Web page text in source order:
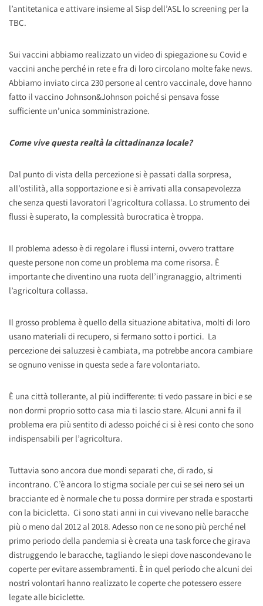
l’antitetanica e attivare insieme al Sisp dell’ASL lo screening per la
TBC.
Sui vaccini abbiamo realizzato un video di spiegazione su Covid e
vaccini anche perché in rete e fra di loro circolano molte fake news.
Abbiamo inviato circa 230 persone al centro vaccinale, dove hanno
fatto il vaccino Johnson&Johnson poiché si pensava fosse
sufficiente un’unica somministrazione.
Come vive questa realtà la cittadinanza locale?
Dal punto di vista della percezione si è passati dalla sorpresa,
all’ostilità, alla sopportazione e si è arrivati alla consapevolezza
che senza questi lavoratori l’agricoltura collassa. Lo strumento dei
flussi è superato, la complessità burocratica è troppa.
Il problema adesso è di regolare i flussi interni, ovvero trattare
queste persone non come un problema ma come risorsa. È
importante che diventino una ruota dell’ingranaggio, altrimenti
l’agricoltura collassa.
Il grosso problema è quello della situazione abitativa, molti di loro
usano materiali di recupero, si fermano sotto i portici. La
percezione dei saluzzesi è cambiata, ma potrebbe ancora cambiare
se ognuno venisse in questa sede a fare volontariato.
È una città tollerante, al più indifferente: ti vedo passare in bici e se
non dormi proprio sotto casa mia ti lascio stare. Alcuni anni fa il
problema era più sentito di adesso poiché ci si è resi conto che sono
indispensabili per l’agricoltura.
Tuttavia sono ancora due mondi separati che, di rado, si
incontrano. C’è ancora lo stigma sociale per cui se sei nero sei un
bracciante ed è normale che tu possa dormire per strada e spostarti
con la bicicletta. Ci sono stati anni in cui vivevano nelle baracche
più o meno dal 2012 al 2018. Adesso non ce ne sono più perché nel
primo periodo della pandemia si è creata una task force che girava
distruggendo le baracche, tagliando le siepi dove nascondevano le
coperte per evitare assembramenti. È in quel periodo che alcuni dei
nostri volontari hanno realizzato le coperte che potessero essere
legate alle biciclette.